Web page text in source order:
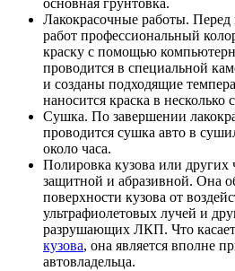
основная грунтовка.
Лакокрасочные работы.
работ профессиональный
краску с помощью
проводится в специальной
и созданы подходящие
наносится краска в несколько
Сушка. По завершении
проводится сушка авто в
около часа.
Полировка кузова или
защитной и абразивной. Она
поверхности кузова от
ультрафиолетовых лучей и
разрушающих ЛКП. Что
кузова, она является вполне
автовладельца.